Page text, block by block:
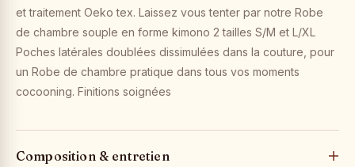
et traitement Oeko tex. Laissez vous tenter par notre Robe
de chambre souple en forme kimono 2 tailles S/M et L/XL
Poches latérales doublées dissimulées dans la couture, pour
un Robe de chambre pratique dans tous vos moments
cocooning. Finitions soignées
Composition & entretien